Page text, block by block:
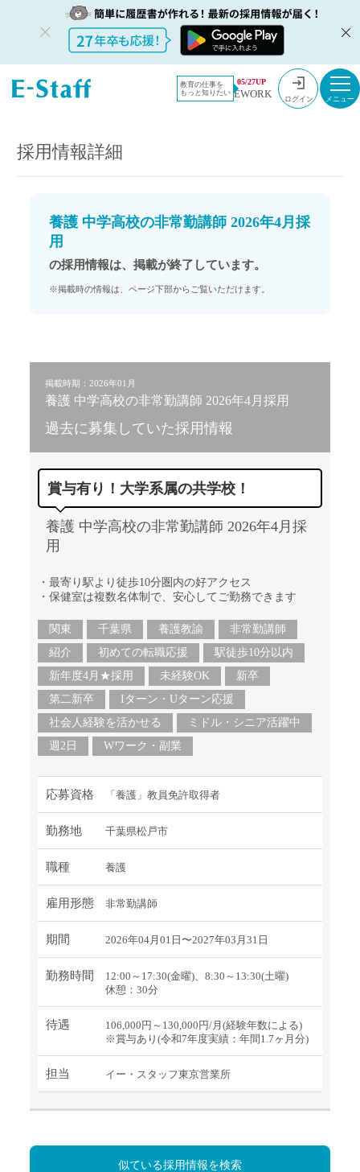
教育の仕事を
もっと知りたい
05/27UP
EWORK ログイン
教員採用情
報のイー・
採用情報
養護 中学高校の非常勤講師 2026年4月採用
採用情報詳細
養護 中学高校の非常勤講師 2026年4月採
用
の採用情報は、掲載が終了しています。
※掲載時の情報は、ページ下部からご覧いただけます。
掲載時期：2026年01月
養護 中学高校の非常勤講師 2026年4月採用
過去に募集していた採用情報
賞与有り！大学系属の共学校！
養護 中学高校の非常勤講師 2026年4月採
用
・最寄り駅より徒歩10分圏内の好アクセス
・保健室は複数名体制で、安心してご勤務できます
関東 千葉県 養護教諭
非常勤講師
紹介
初めての転職応援
駅徒歩10分以内
新年度4月★採用
未経験OK
新卒
第二新卒
Iターン・Uターン応援
社会人経験を活かせる
ミドル・シニア活躍中
週2日
Wワーク・副業
応募資格 「養護」教員免許取得者
勤務地 千葉県松戸市
職種 養護
雇用形態 非常勤講師
期間 2026年04月01日〜2027年03月31日
勤務時間
12:00～17:30(金曜)、8:30～13:30(土曜)
休憩：30分
待遇
106,000円～130,000円/月(経験年数による)
※賞与あり(令和7年度実績：年間1.7ヶ月分)
担当 イー・スタッフ東京営業所
似ている採用情報を検索